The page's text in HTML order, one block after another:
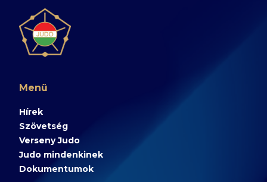
Menü
Hírek
Szövetség
Verseny Judo
Judo mindenkinek
Dokumentumok